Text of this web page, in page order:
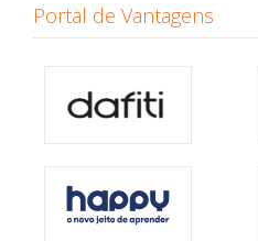
Portal de Vantagens